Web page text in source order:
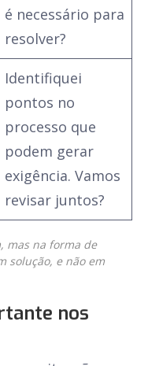
é necessário para
resolver?
Identifiquei
pontos no
processo que
podem gerar
exigência. Vamos
revisar juntos?
mas na forma de
solução, e não em
nos